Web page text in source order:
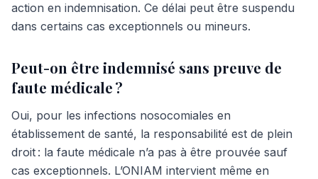
action en indemnisation. Ce délai peut être suspendu
dans certains cas exceptionnels ou mineurs.
Peut-on être indemnisé sans preuve de
faute médicale ?
Oui, pour les infections nosocomiales en
établissement de santé, la responsabilité est de plein
droit : la faute médicale n’a pas à être prouvée sauf
cas exceptionnels. L’ONIAM intervient même en